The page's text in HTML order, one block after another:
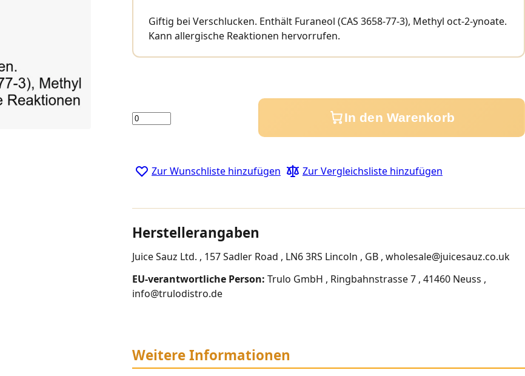
Giftig bei Verschlucken. Enthält Furaneol (CAS 3658-77-3), Methyl oct-2-ynoate.
Kann allergische Reaktionen hervorrufen.
Menge In den Warenkorb
Zur Wunschliste hinzufügen Zur Vergleichsliste hinzufügen
Herstellerangaben
Juice Sauz Ltd. , 157 Sadler Road , LN6 3RS Lincoln , GB , wholesale@juicesauz.co.uk
EU-verantwortliche Person: Trulo GmbH , Ringbahnstrasse 7 , 41460 Neuss ,
info@trulodistro.de
Weitere Informationen